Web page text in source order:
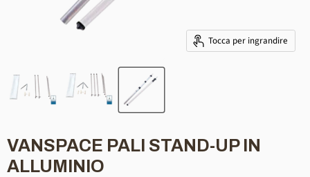
Tocca per ingrandire
VANSPACE PALI STAND-UP IN
ALLUMINIO